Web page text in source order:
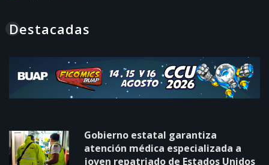
Destacadas
Gobierno estatal garantiza
atención médica especializada a
joven repatriado de Estados Unidos